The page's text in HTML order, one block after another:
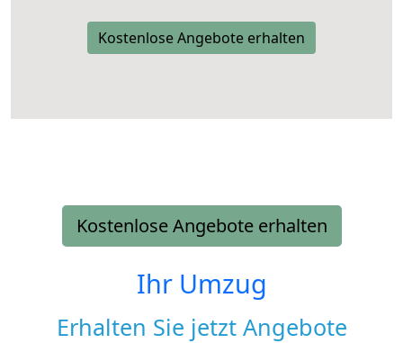
Kostenlose Angebote erhalten
Kostenlose Angebote erhalten
Ihr Umzug
Erhalten Sie jetzt Angebote